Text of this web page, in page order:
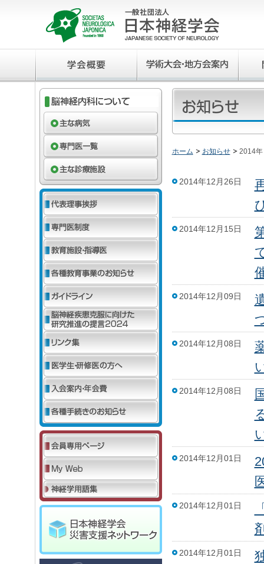
ホーム お知らせ 2014年
2014年12月26日
2014年12月15日
2014年12月09日
2014年12月08日
2014年12月08日
2014年12月01日
2014年12月01日
2014年12月01日